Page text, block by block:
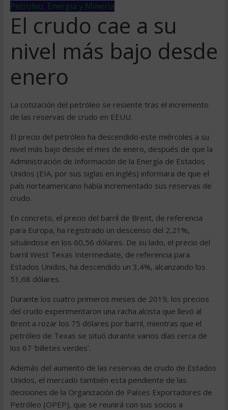
Petroleo, Energia y Mineria
El crudo cae a su
nivel más bajo desde
enero
La cotización del petróleo se resiente tras el incremento
de las reservas de crudo en EEUU.
El precio del petróleo ha descendido este miércoles a su
nivel más bajo desde el mes de enero, después de que la
Administración de Información de la Energía de Estados
Unidos (EIA, por sus siglas en inglés) informara de que el
país norteamericano había incrementado sus reservas de
crudo.
En concreto, el precio del barril de Brent, de referencia
para Europa, ha registrado un descenso del 2,21%,
situándose en los 60,56 dólares. De su lado, el precio del
barril West Texas Intermediate, de referencia para
Estados Unidos, ha descendido un 3,4%, alcanzando los
51,68 dólares.
Durante los cuatro primeros meses de 2019, los precios
del crudo experimentaron una racha alcista que llevó al
Brent a rozar los 75 dólares por barril, mientras que el
petróleo de Texas se situó durante varios días cerca de
los 67 ‘billetes verdes’.
Además del aumento de las reservas de crudo de Estados
Unidos, el mercado también esta pendiente de las
decisiones de la Organización de Países Exportadores de
Petróleo (OPEP), que se reunirá con sus socios a